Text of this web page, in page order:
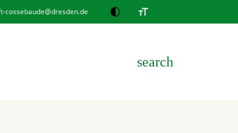
cossebaude@dresden.de
search